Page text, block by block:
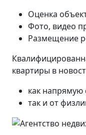
Оценка
Фото, видео
Размещение
квартиры в
как напрямую
так и от